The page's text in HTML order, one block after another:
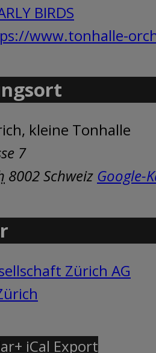
BIRDS
www.tonhalle-
kleine Tonhalle
7
8002Schweiz Google-
Zürich AG
+ iCal Export